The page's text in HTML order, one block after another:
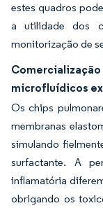
estes quadros
a utilidade dos
monitorização de
microfluídicos
Os chips
membranas
simulando
surfactante. A
inflamatória
obrigando os